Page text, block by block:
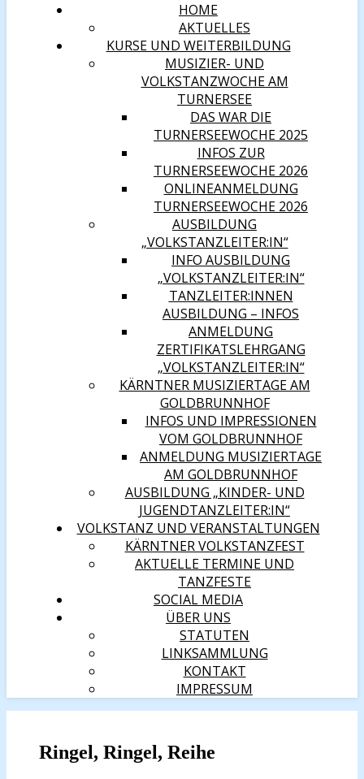
HOME
AKTUELLES
KURSE UND WEITERBILDUNG
MUSIZIER- UND
VOLKSTANZWOCHE AM
TURNERSEE
DAS WAR DIE
TURNERSEEWOCHE 2025
INFOS ZUR
TURNERSEEWOCHE 2026
ONLINEANMELDUNG
TURNERSEEWOCHE 2026
AUSBILDUNG
„VOLKSTANZLEITER:IN“
INFO AUSBILDUNG
„VOLKSTANZLEITER:IN“
TANZLEITER:INNEN
AUSBILDUNG – INFOS
ANMELDUNG
ZERTIFIKATSLEHRGANG
„VOLKSTANZLEITER:IN“
KÄRNTNER MUSIZIERTAGE AM
GOLDBRUNNHOF
INFOS UND IMPRESSIONEN
VOM GOLDBRUNNHOF
ANMELDUNG MUSIZIERTAGE
AM GOLDBRUNNHOF
AUSBILDUNG „KINDER- UND
JUGENDTANZLEITER:IN“
VOLKSTANZ UND VERANSTALTUNGEN
KÄRNTNER VOLKSTANZFEST
AKTUELLE TERMINE UND
TANZFESTE
SOCIAL MEDIA
ÜBER UNS
STATUTEN
LINKSAMMLUNG
KONTAKT
IMPRESSUM
Ringel, Ringel, Reihe